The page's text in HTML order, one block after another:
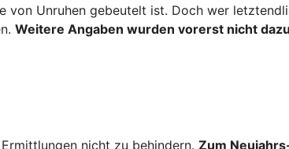
von Unruhen gebeutelt ist. Doch wer
Weitere Angaben wurden vorerst nicht dazu
nicht zu behindern. Zum